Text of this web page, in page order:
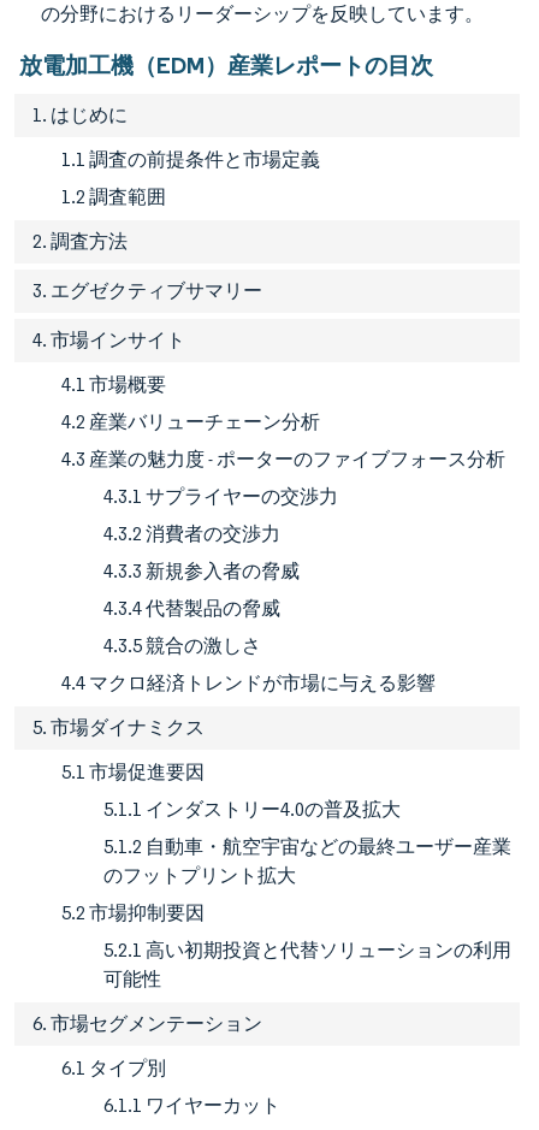
の分野におけるリーダーシップを反映しています。
放電加工機（EDM）産業レポートの目次
1. はじめに
1.1 調査の前提条件と市場定義
1.2 調査範囲
2. 調査方法
3. エグゼクティブサマリー
4. 市場インサイト
4.1 市場概要
4.2 産業バリューチェーン分析
4.3 産業の魅力度 - ポーターのファイブフォース分析
4.3.1 サプライヤーの交渉力
4.3.2 消費者の交渉力
4.3.3 新規参入者の脅威
4.3.4 代替製品の脅威
4.3.5 競合の激しさ
4.4 マクロ経済トレンドが市場に与える影響
5. 市場ダイナミクス
5.1 市場促進要因
5.1.1 インダストリー4.0の普及拡大
5.1.2 自動車・航空宇宙などの最終ユーザー産業
のフットプリント拡大
5.2 市場抑制要因
5.2.1 高い初期投資と代替ソリューションの利用
可能性
6. 市場セグメンテーション
6.1 タイプ別
6.1.1 ワイヤーカット